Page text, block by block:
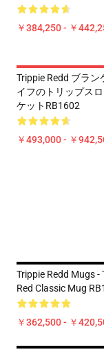
￥384,250 - ￥
Trippie Redd ブラン
イフのトリップス
ケットRB1602
￥493,000 - ￥
Trippie Redd Mugs -
Red Classic Mug
￥362,500 - ￥